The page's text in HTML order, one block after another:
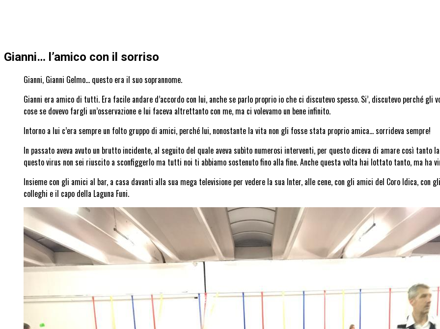
Gianni… l’amico con il sorriso
Gianni, Gianni Gelmo… questo era il suo soprannome.
Gianni era amico di tutti. Era facile andare d’accordo con lui, anche se parlo proprio io che ci discutevo spesso. Si’, discutevo perché gli
cose se dovevo fargli un’osservazione e lui faceva altrettanto con me, ma ci volevamo un bene infinito.
Intorno a lui c’era sempre un folto gruppo di amici, perché lui, nonostante la vita non gli fosse stata proprio amica… sorrideva sempre!
In passato aveva avuto un brutto incidente, al seguito del quale aveva subìto numerosi interventi, per questo diceva di amare così tanto
questo virus non sei riuscito a sconfiggerlo ma tutti noi ti abbiamo sostenuto fino alla fine. Anche questa volta hai lottato tanto, ma ha
Insieme con gli amici al bar, a casa davanti alla sua mega televisione per vedere la sua Inter, alle cene, con gli amici del Coro Idica, con
colleghi e il capo della Laguna Funi.